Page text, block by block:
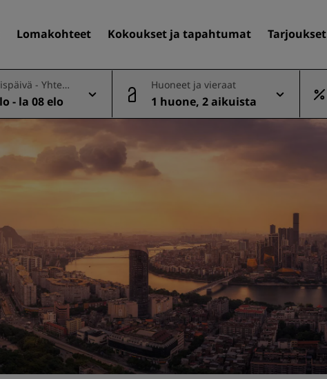
Lomakohteet Kokoukset ja tapahtumat Tarjoukset
Löydä itsellesi hotelli
Uudet ja tulevat hotellit
Kokoukset ja tapahtumat
Tutustu Radisson Meetingsiin
Varaa kokoustila
Pyydä tarjous
Tapahtumakohteet
Toimialaratkaisut
- Yhtee
- la 08 elo
Huoneet ja vieraat
1 huone, 2 aikuista